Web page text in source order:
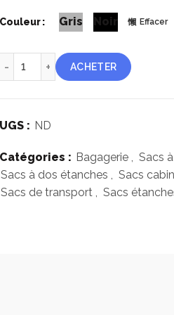
Couleur Gris Noir Effacer
quantité de Zulupack Antipode
ACHETER
UGS : ND
Catégories : Bagagerie , Sacs
Sacs à dos étanches , Sacs
Sacs de transport , Sacs